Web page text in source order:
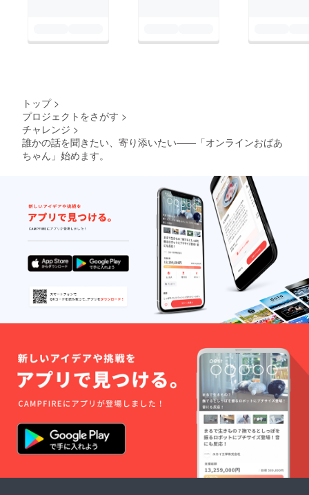
トップ >
プロジェクトをさがす >
チャレンジ >
誰かの話を聞きたい、寄り添いたい——「オンラインおばあ
ちゃん」始めます。